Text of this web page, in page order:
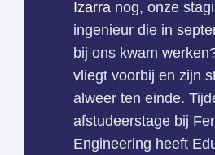
Izarra nog, onze
ingenieur die in
bij ons kwam
vliegt voorbij en zijn
alweer ten einde.
afstudeerstage bij
Engineering heeft